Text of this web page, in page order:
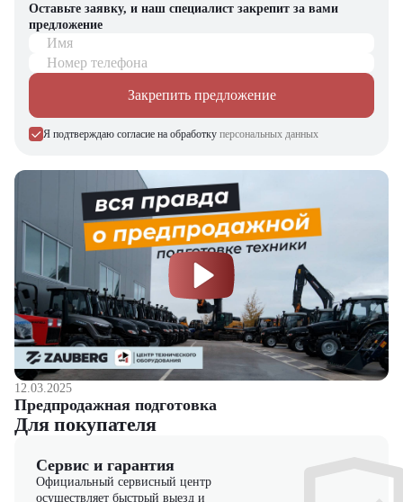
Экскаватор-погрузчик New Holland B90B
компании "
дилером и предлагает новые модели техники. На нашем сайте вы
найдёте широкий выбор спецтехники, вилочной и малой складской
техники, навесного оборудования и запчастей.
Оставьте заявку, и наш специалист закрепит за вами
предложение
Имя
Номер телефона
Закрепить предложение
Я подтверждаю согласие на обработку персональных данных
12.03.2025
Предпродажная подготовка
Для покупателя
Сервис и гарантия
Официальный сервисный центр
осуществляет быстрый выезд и